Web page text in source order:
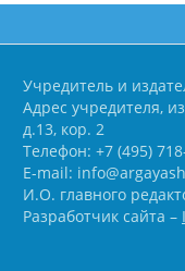
Учредитель и
Адрес учредителя,
д.13, кор. 2
Телефон: +7 (495)
E-mail:
И.О. главного
Разработчик сайта –